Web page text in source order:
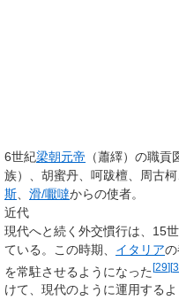
6世紀梁朝元帝 （蕭繹）の職貢
族）、胡蜜丹、呵跋檀、周古柯
斯
滑/嚈噠からの使者。
近代
現代へと続く外交慣行は、15
ている。この時期、 イタリア
を常駐させるようになった[29][
けて、現代のように運用する